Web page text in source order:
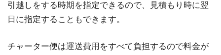
引越しをする時期を指定できるので、見積もり時に翌
日に指定することもできます。
チャーター便は運送費用をすべて負担するので料金が